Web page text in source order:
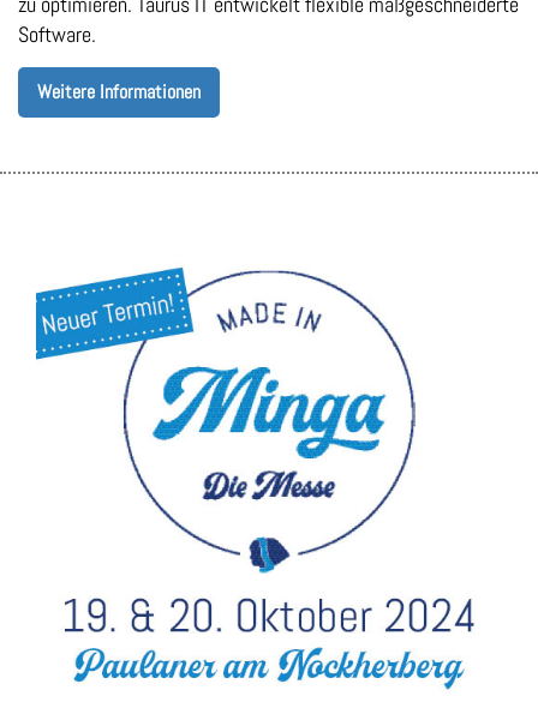
Software.
Weitere Informationen